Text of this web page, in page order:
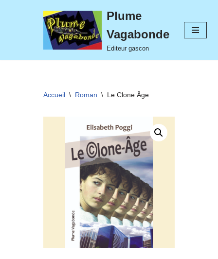
Plume
Vagabonde
Editeur gascon
Accueil \ Roman \ Le Clone Âge